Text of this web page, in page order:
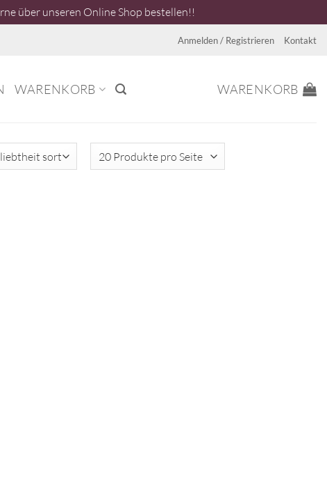
über unseren Online Shop bestellen!!
Anmelden / Registrieren Kontakt
WARENKORB WARENKORB